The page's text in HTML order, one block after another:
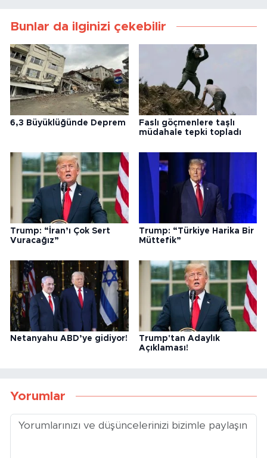
Bunlar da ilginizi çekebilir
6,3 Büyüklüğünde Deprem
Faslı göçmenlere taşlı
müdahale tepki topladı
Trump: “İran’ı Çok Sert
Vuracağız”
Trump: “Türkiye Harika Bir
Müttefik”
Netanyahu ABD’ye gidiyor!
Trump'tan Adaylık
Açıklaması!
Yorumlar